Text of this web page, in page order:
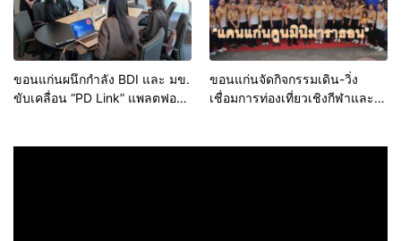
ขอนแก่นผนึกกำลัง BDI และ มข.
ขับเคลื่อน “PD Link” แพลตฟอร์ม
ขอนแก่นจัดกิจกรรมเดิน-วิ่ง
เชื่อมการท่องเที่ยวเชิงกีฬาและ